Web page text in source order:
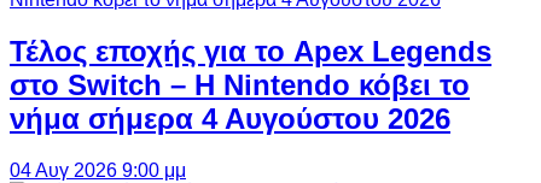
Τέλος εποχής για το Apex Legends
στο Switch – Η Nintendo κόβει το
νήμα σήμερα 4 Αυγούστου 2026
04 Αυγ 2026 9:00 μμ